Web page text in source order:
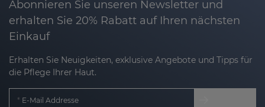
Abonnieren Sie unseren Newsletter und
erhalten Sie 20% Rabatt auf Ihren nächsten
Einkauf
Erhalten Sie Neuigkeiten, exklusive Angebote und Tipps für
die Pflege Ihrer Haut.
E-Mail Addresse